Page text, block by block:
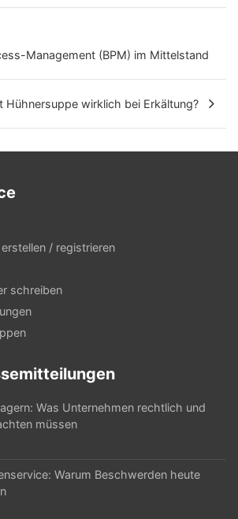
Management (BPM) im Mittelstand
Hühnersuppe wirklich bei Erkältung?
/ registrieren
schreiben
Was Unternehmen rechtlich und
müssen
Warum Beschwerden heute